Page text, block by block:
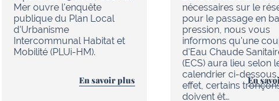
Mer ouvre l'enquête
publique du Plan Local
d'Urbanisme
Intercommunal Habitat et
Mobilité (PLUi-HM).
En savoir plus
nécessaires sur le
pour le passage en
pression, nous vous
informons qu'une
d'Eau Chaude
(ECS) aura lieu selon
calendrier ci-
effet, certains
doivent êt…
En